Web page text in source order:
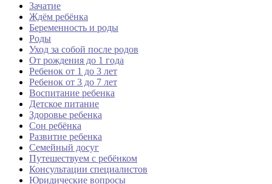
Зачатие
Ждём ребёнка
Беременность и роды
Роды
Уход за собой после родов
От рождения до 1 года
Ребенок от 1 до 3 лет
Ребенок от 3 до 7 лет
Воспитание ребенка
Детское питание
Здоровье ребенка
Сон ребёнка
Развитие ребенка
Семейный досуг
Путешествуем с ребёнком
Консультации специалистов
Юридические вопросы